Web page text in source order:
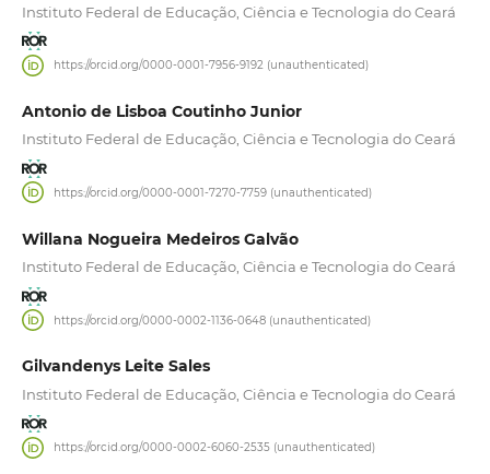
Instituto Federal de Educação, Ciência e Tecnologia do Ceará
https://orcid.org/0000-0001-7956-9192 (unauthenticated)
Antonio de Lisboa Coutinho Junior
Instituto Federal de Educação, Ciência e Tecnologia do Ceará
https://orcid.org/0000-0001-7270-7759 (unauthenticated)
Willana Nogueira Medeiros Galvão
Instituto Federal de Educação, Ciência e Tecnologia do Ceará
https://orcid.org/0000-0002-1136-0648 (unauthenticated)
Gilvandenys Leite Sales
Instituto Federal de Educação, Ciência e Tecnologia do Ceará
https://orcid.org/0000-0002-6060-2535 (unauthenticated)